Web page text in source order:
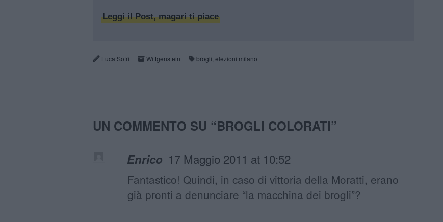
Leggi il Post, magari ti piace
Luca Sofri Wittgenstein brogli elezioni milano
UN COMMENTO SU “BROGLI COLORATI”
Enrico 17 Maggio 2011 at 10:52
Fantastico! Quindi, in caso di vittoria della Moratti, erano
già pronti a denunciare “la macchina dei brogli”?